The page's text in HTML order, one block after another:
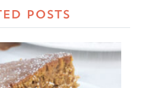
POSTS